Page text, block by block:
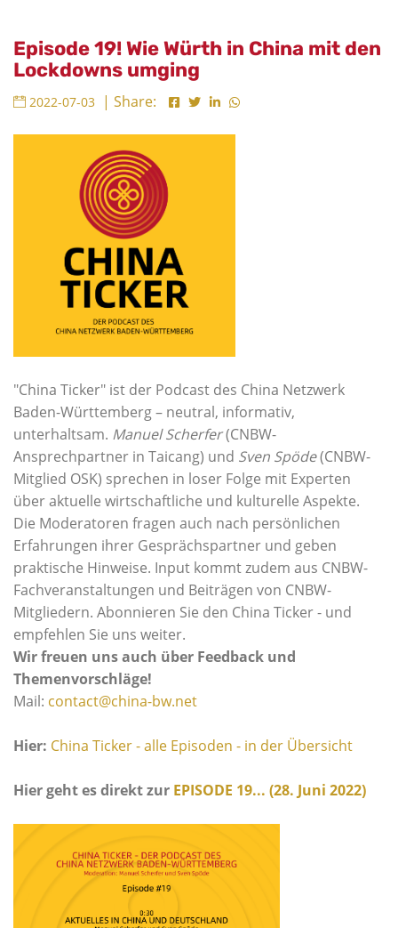
Episode 19! Wie Würth in China mit den
Lockdowns umging
2022-07-03 | Share:
"China Ticker" ist der Podcast des China Netzwerk
Baden-Württemberg – neutral, informativ,
unterhaltsam. Manuel Scherfer(CNBW-
Ansprechpartner in Taicang) und Sven Spöde(CNBW-
Mitglied OSK) sprechen in loser Folge mit Experten
über aktuelle wirtschaftliche und kulturelle Aspekte.
Die Moderatoren fragen auch nach persönlichen
Erfahrungen ihrer Gesprächspartner und geben
praktische Hinweise. Input kommt zudem aus CNBW-
Fachveranstaltungen und Beiträgen von CNBW-
Mitgliedern. Abonnieren Sie den China Ticker - und
empfehlen Sie uns weiter.
Wir freuen uns auch über Feedback und
Themenvorschläge!
Mail: contact@china-bw.net
Hier: China Ticker - alle Episoden - in der Übersicht
Hier geht es direkt zur EPISODE 19... (28. Juni 2022)